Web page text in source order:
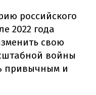
российского
2022 года
свою
войны
привычным и